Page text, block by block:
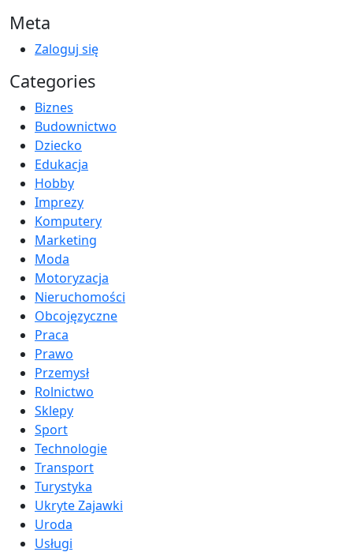
Meta
Zaloguj się
Categories
Biznes
Budownictwo
Dziecko
Edukacja
Hobby
Imprezy
Komputery
Marketing
Moda
Motoryzacja
Nieruchomości
Obcojęzyczne
Praca
Prawo
Przemysł
Rolnictwo
Sklepy
Sport
Technologie
Transport
Turystyka
Ukryte Zajawki
Uroda
Usługi